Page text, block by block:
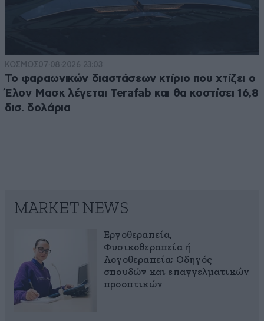
ΚΟΣΜΟΣ07·08·2026 23:03
Το φαραωνικών διαστάσεων κτίριο που χτίζει ο
Έλον Μασκ λέγεται Terafab και θα κοστίσει 16,8
δισ. δολάρια
MARKET NEWS
Εργοθεραπεία,
Φυσικοθεραπεία ή
Λογοθεραπεία; Οδηγός
σπουδών και επαγγελματικών
προοπτικών